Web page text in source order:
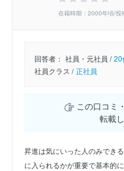
在籍時期：2000年頃/
回答者： 社員・元社員 / 20
社員クラス / 正社員
この口コミ
転載
昇進は気にいった人のみでき
に入られるかが重要で基本的